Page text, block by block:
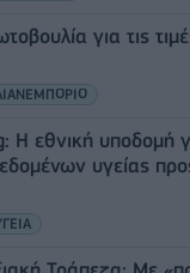
για τις
Η εθνική υποδομή
υγείας